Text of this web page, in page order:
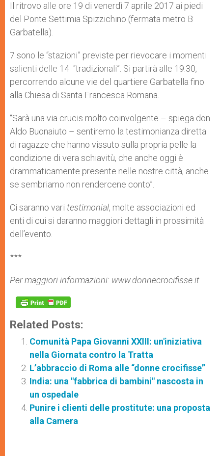
Il ritrovo alle ore 19 di venerdì 7 aprile 2017 ai piedi
del Ponte Settimia Spizzichino (fermata metro B
Garbatella).
7 sono le “stazioni” previste per rievocare i momenti
salienti delle 14 “tradizionali”. Si partirà alle 19.30,
percorrendo alcune vie del quartiere Garbatella fino
alla Chiesa di Santa Francesca Romana.
“Sarà una via crucis molto coinvolgente – spiega don
Aldo Buonaiuto – sentiremo la testimonianza diretta
di ragazze che hanno vissuto sulla propria pelle la
condizione di vera schiavitù, che anche oggi è
drammaticamente presente nelle nostre città, anche
se sembriamo non rendercene conto”.
Ci saranno vari testimonial, molte associazioni ed
enti di cui si daranno maggiori dettagli in prossimità
dell’evento.
***
Per maggiori informazioni: www.donnecrocifisse.it
Related Posts:
Comunità Papa Giovanni XXIII: un'iniziativa
nella Giornata contro la Tratta
L’abbraccio di Roma alle “donne crocifisse”
India: una "fabbrica di bambini" nascosta in
un ospedale
Punire i clienti delle prostitute: una proposta
alla Camera